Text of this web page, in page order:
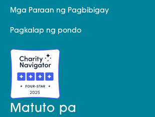
Mga Paraan ng Pagbibigay
Pagkalap ng pondo
Matuto pa